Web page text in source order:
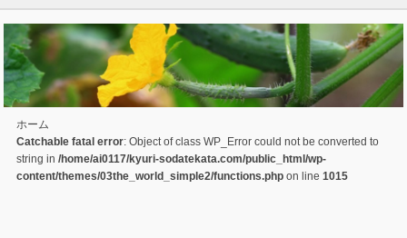
ホーム
Catchable fatal error: Object of class WP_Error could not be converted to
string in /home/ai0117/kyuri-sodatekata.com/public_html/wp-
content/themes/03the_world_simple2/functions.phpon line 1015